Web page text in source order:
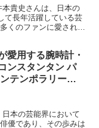
貴史さんは、日本の
て長年活躍している芸
くのファンに愛されて
愛用する腕時計・
ンスタンタン パ
テンポラリー
本の芸能界において
優であり、その歩みは